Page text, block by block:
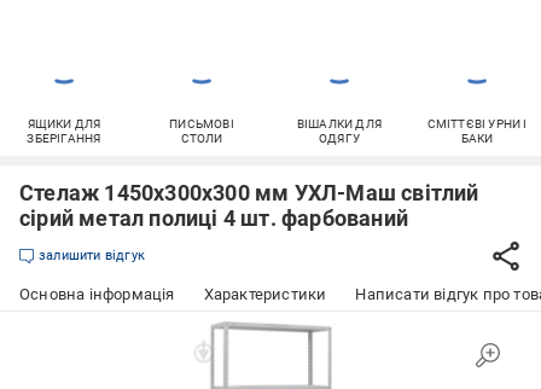
ЯЩИКИ ДЛЯ
ЗБЕРІГАННЯ
ПИСЬМОВІ
СТОЛИ
ВІШАЛКИ ДЛЯ
ОДЯГУ
СМІТТЄВІ УРНИ І
БАКИ
Стелаж 1450x300x300 мм УХЛ-Маш світлий
сірий метал полиці 4 шт. фарбований
залишити відгук
Основна інформація Характеристики Написати відгук про